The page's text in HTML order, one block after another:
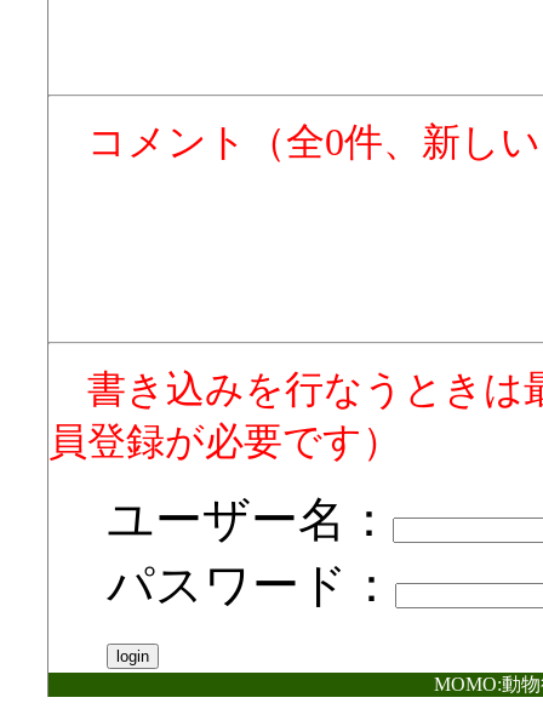
コメント（全0件、新し
書き込みを行なうときは
員登録が必要です）
ユーザー名：
パスワード：
MOMO:動